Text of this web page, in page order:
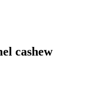
cashew